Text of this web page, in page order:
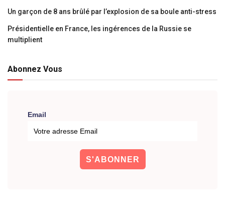
Un garçon de 8 ans brûlé par l’explosion de sa boule anti-stress
Présidentielle en France, les ingérences de la Russie se
multiplient
Abonnez Vous
Email